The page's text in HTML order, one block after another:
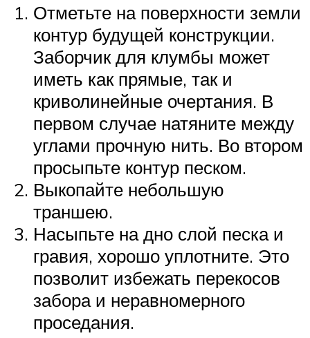
Отметьте на поверхности земли
контур будущей конструкции.
Заборчик для клумбы может
иметь как прямые, так и
криволинейные очертания. В
первом случае натяните между
углами прочную нить. Во втором
просыпьте контур песком.
Выкопайте небольшую
траншею.
Насыпьте на дно слой песка и
гравия, хорошо уплотните. Это
позволит избежать перекосов
забора и неравномерного
проседания.